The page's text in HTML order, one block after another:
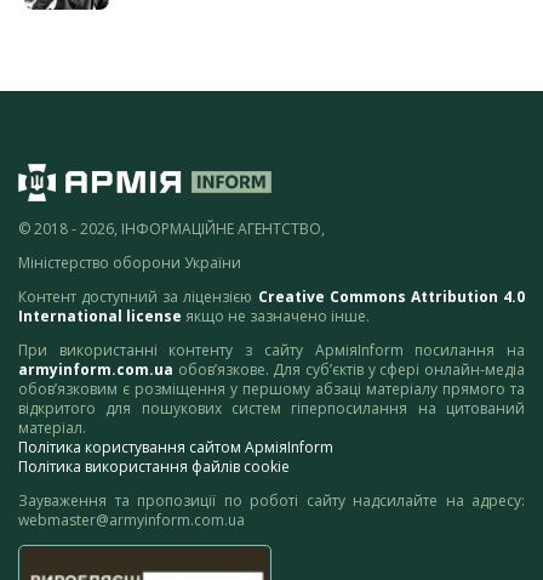
© 2018 - 2026, ІНФОРМАЦІЙНЕ АГЕНТСТВО,
Міністерство оборони України
Контент доступний за ліцензією Creative Commons Attribution 4.0
International license якщо не зазначено інше.
При використанні контенту з сайту АрміяInform посилання на
armyinform.com.ua обов’язкове. Для суб’єктів у сфері онлайн-медіа
обов’язковим є розміщення у першому абзаці матеріалу прямого та
відкритого для пошукових систем гіперпосилання на цитований
матеріал.
Політика користування сайтом АрміяInform
Політика використання файлів cookie
Зауваження та пропозиції по роботі сайту надсилайте на адресу:
webmaster@armyinform.com.ua